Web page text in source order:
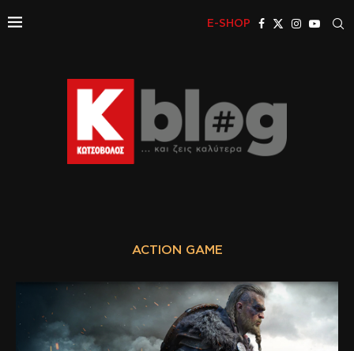
E-SHOP
ACTION GAME